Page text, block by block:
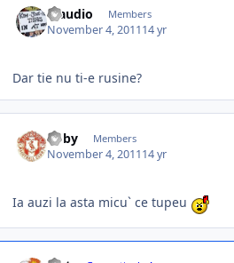
Claudio Members
November 4, 201114 yr
Dar tie nu ti-e rusine?
Roby Members
November 4, 201114 yr
Ia auzi la asta micu` ce tupeu